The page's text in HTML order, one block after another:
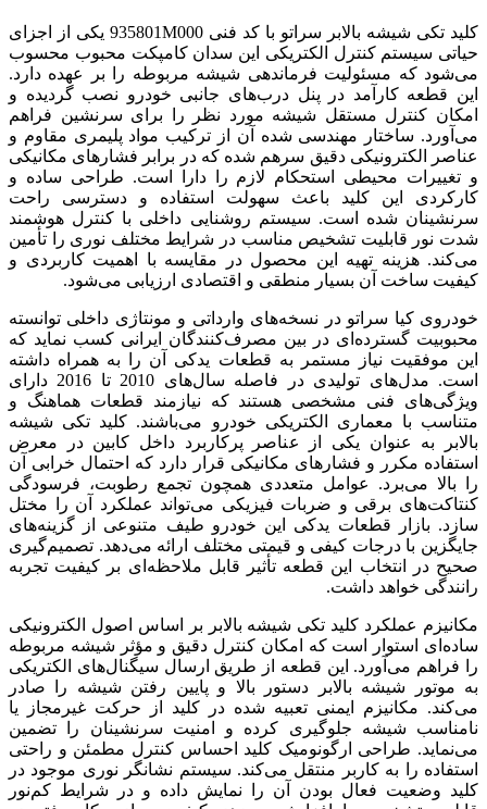
کلید تکی شیشه بالابر سراتو با کد فنی 935801M000 یکی از اجزای
حیاتی سیستم کنترل الکتریکی این سدان کامپکت محبوب محسوب
می‌شود که مسئولیت فرماندهی شیشه مربوطه را بر عهده دارد.
این قطعه کارآمد در پنل درب‌های جانبی خودرو نصب گردیده و
امکان کنترل مستقل شیشه مورد نظر را برای سرنشین فراهم
می‌آورد. ساختار مهندسی شده آن از ترکیب مواد پلیمری مقاوم و
عناصر الکترونیکی دقیق سرهم شده که در برابر فشارهای مکانیکی
و تغییرات محیطی استحکام لازم را دارا است. طراحی ساده و
کارکردی این کلید باعث سهولت استفاده و دسترسی راحت
سرنشینان شده است. سیستم روشنایی داخلی با کنترل هوشمند
شدت نور قابلیت تشخیص مناسب در شرایط مختلف نوری را تأمین
می‌کند. هزینه تهیه این محصول در مقایسه با اهمیت کاربردی و
کیفیت ساخت آن بسیار منطقی و اقتصادی ارزیابی می‌شود.
خودروی کیا سراتو در نسخه‌های وارداتی و مونتاژی داخلی توانسته
محبوبیت گسترده‌ای در بین مصرف‌کنندگان ایرانی کسب نماید که
این موفقیت نیاز مستمر به قطعات یدکی آن را به همراه داشته
است. مدل‌های تولیدی در فاصله سال‌های 2010 تا 2016 دارای
ویژگی‌های فنی مشخصی هستند که نیازمند قطعات هماهنگ و
متناسب با معماری الکتریکی خودرو می‌باشند. کلید تکی شیشه
بالابر به عنوان یکی از عناصر پرکاربرد داخل کابین در معرض
استفاده مکرر و فشارهای مکانیکی قرار دارد که احتمال خرابی آن
را بالا می‌برد. عوامل متعددی همچون تجمع رطوبت، فرسودگی
کنتاکت‌های برقی و ضربات فیزیکی می‌تواند عملکرد آن را مختل
سازد. بازار قطعات یدکی این خودرو طیف متنوعی از گزینه‌های
جایگزین با درجات کیفی و قیمتی مختلف ارائه می‌دهد. تصمیم‌گیری
صحیح در انتخاب این قطعه تأثیر قابل ملاحظه‌ای بر کیفیت تجربه
رانندگی خواهد داشت.
مکانیزم عملکرد کلید تکی شیشه بالابر بر اساس اصول الکترونیکی
ساده‌ای استوار است که امکان کنترل دقیق و مؤثر شیشه مربوطه
را فراهم می‌آورد. این قطعه از طریق ارسال سیگنال‌های الکتریکی
به موتور شیشه بالابر دستور بالا و پایین رفتن شیشه را صادر
می‌کند. مکانیزم ایمنی تعبیه شده در کلید از حرکت غیرمجاز یا
نامناسب شیشه جلوگیری کرده و امنیت سرنشینان را تضمین
می‌نماید. طراحی ارگونومیک کلید احساس کنترل مطمئن و راحتی
استفاده را به کاربر منتقل می‌کند. سیستم نشانگر نوری موجود در
کلید وضعیت فعال بودن آن را نمایش داده و در شرایط کم‌نور